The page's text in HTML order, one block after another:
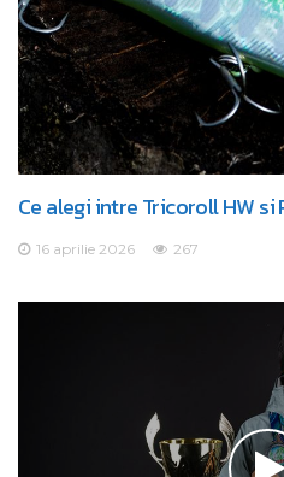
Ce alegi intre Tricoroll HW si
16 aprilie 2026 267